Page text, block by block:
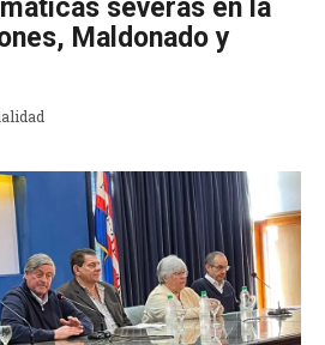
severas en la
Maldonado y